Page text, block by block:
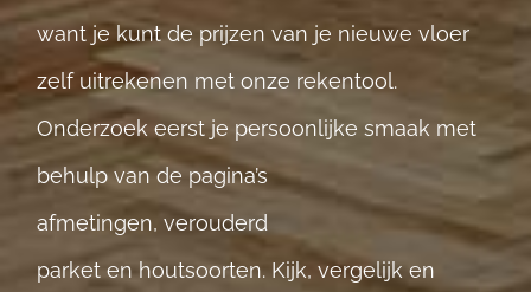
want je kunt de prijzen van je nieuwe vloer
zelf uitrekenen met onze rekentool.
Onderzoek eerst je persoonlijke smaak met
behulp van de pagina’s
afmetingen,verouderd
parket en houtsoorten. Kijk, vergelijk en